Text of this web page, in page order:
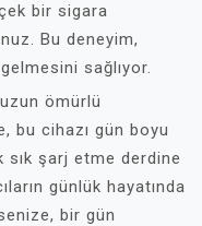
bir sigara
Bu deneyim,
sağlıyor.
ömürlü
bu cihazı gün boyu
sık şarj etme derdine
günlük hayatında
bir gün